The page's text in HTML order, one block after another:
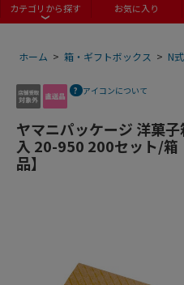
カテゴリから探す お気に入り
ホーム > 箱・ギフトボックス > N
アイコンについて
ヤマニパッケージ 洋菓
入 20-950 200セット/箱
品】